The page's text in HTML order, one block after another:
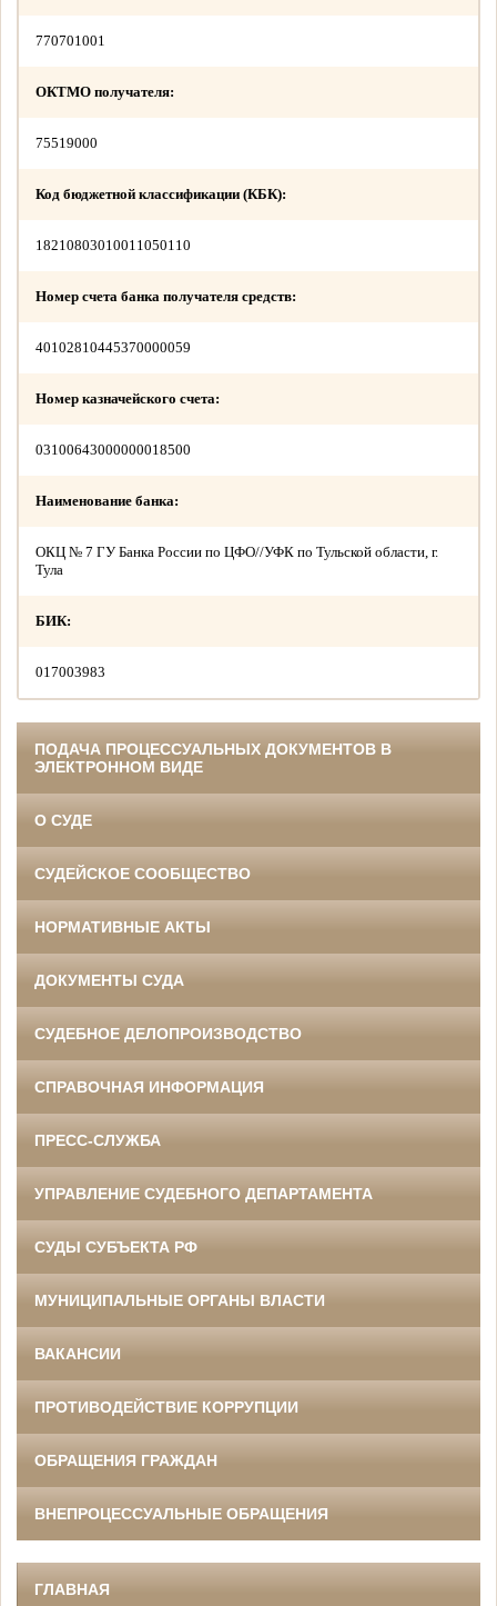
770701001
ОКТМО получателя:
75519000
Код бюджетной классификации (КБК):
18210803010011050110
Номер счета банка получателя средств:
40102810445370000059
Номер казначейского счета:
03100643000000018500
Наименование банка:
ОКЦ № 7 ГУ Банка России по ЦФО//УФК по Тульской области, г.
Тула
БИК:
017003983
ПОДАЧА ПРОЦЕССУАЛЬНЫХ ДОКУМЕНТОВ В
ЭЛЕКТРОННОМ ВИДЕ
О СУДЕ
СУДЕЙСКОЕ СООБЩЕСТВО
НОРМАТИВНЫЕ АКТЫ
ДОКУМЕНТЫ СУДА
СУДЕБНОЕ ДЕЛОПРОИЗВОДСТВО
СПРАВОЧНАЯ ИНФОРМАЦИЯ
ПРЕСС-СЛУЖБА
УПРАВЛЕНИЕ СУДЕБНОГО ДЕПАРТАМЕНТА
СУДЫ СУБЪЕКТА РФ
МУНИЦИПАЛЬНЫЕ ОРГАНЫ ВЛАСТИ
ВАКАНСИИ
ПРОТИВОДЕЙСТВИЕ КОРРУПЦИИ
ОБРАЩЕНИЯ ГРАЖДАН
ВНЕПРОЦЕССУАЛЬНЫЕ ОБРАЩЕНИЯ
ГЛАВНАЯ